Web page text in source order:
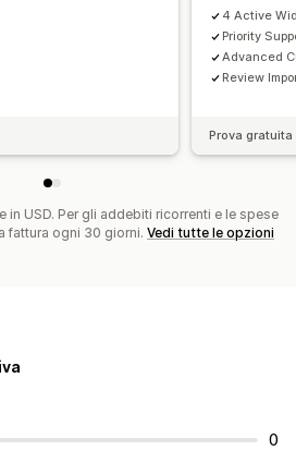
4 Active
Priority
Advanced
Review
Prova
in USD. Per gli addebiti ricorrenti e le spese
fattura ogni 30 giorni. Vedi tutte le opzioni
0